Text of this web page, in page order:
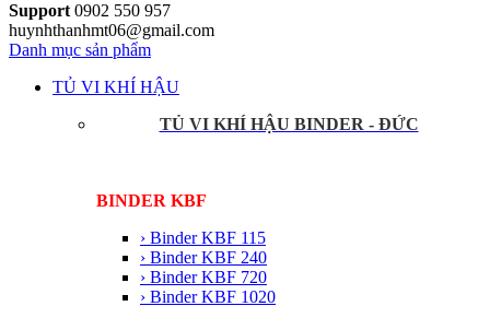
Support 0902 550 957
huynhthanhmt06@gmail.com
Danh mục sản phẩm
TỦ VI KHÍ HẬU
TỦ VI KHÍ HẬU BINDER - ĐỨC
BINDER KBF
› Binder KBF 115
› Binder KBF 240
› Binder KBF 720
› Binder KBF 1020